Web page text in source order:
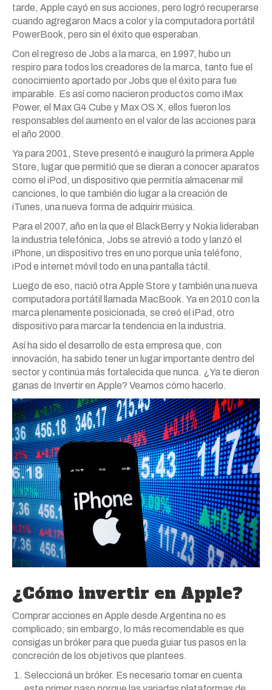
tarde, Apple cayó en sus acciones, pero logró recuperarse
cuando agregaron Macs a color y la computadora portátil
PowerBook, pero sin el éxito que esperaban.
Con el regreso de Jobs a la marca, en 1997, hubo un
respiro para todos los creadores de la marca, tanto fue el
conocimiento aportado por Jobs que el éxito para fue
imparable. Es así como nacieron productos como iMax
Power, el Max G4 Cube y Max OS X, ellos fueron los
responsables del aumento en el valor de las acciones para
el año 2000.
Ya para 2001, Steve presentó e inauguró la primera Apple
Store, lugar que permitió que se dieran a conocer aparatos
como el iPod, un dispositivo que permitía almacenar mil
canciones, lo que también dio lugar a la creación de
iTunes, una nueva forma de adquirir música.
Para el 2007, año en la que el BlackBerry y Nokia lideraban
la industria telefónica, Jobs se atrevió a todo y lanzó el
iPhone, un dispositivo tres en uno porque unía teléfono,
iPod e internet móvil todo en una pantalla táctil.
Luego de eso, nació otra Apple Store y también una nueva
computadora portátil llamada MacBook. Ya en 2010 con la
marca plenamente posicionada, se creó el iPad, otro
dispositivo para marcar la tendencia en la industria.
Así ha sido el desarrollo de esta empresa que, con
innovación, ha sabido tener un lugar importante dentro del
sector y continúa más fortalecida que nunca. ¿Ya te dieron
ganas de Invertir en Apple? Veamos cómo hacerlo.
¿Cómo invertir en Apple?
Comprar acciones en Apple desde Argentina no es
complicado; sin embargo, lo más recomendable es que
consigas un bróker para que pueda guiar tus pasos en la
concreción de los objetivos que plantees.
Seleccioná un bróker. Es necesario tomar en cuenta